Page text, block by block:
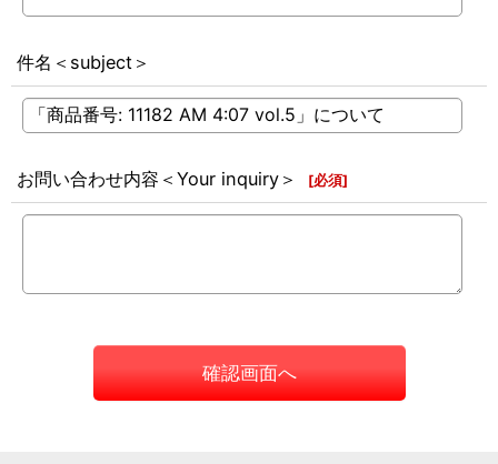
件名＜subject＞
お問い合わせ内容＜Your inquiry＞ [必須]
確認画面へ